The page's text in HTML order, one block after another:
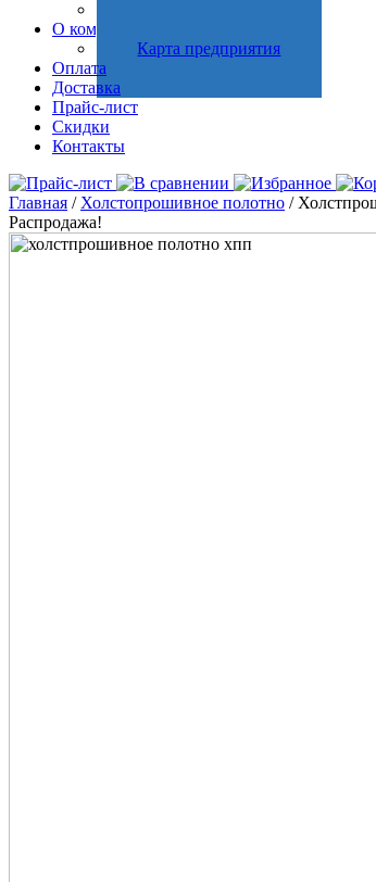
О компании
Карта предприятия
Оплата
Доставка
Прайс-лист
Скидки
Контакты
Главная / Холстопрошивное полотно /
Распродажа!